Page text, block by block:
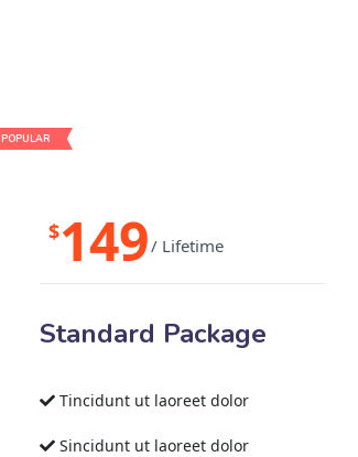
POPULAR
$149/ Lifetime
Standard Package
Tincidunt ut laoreet dolor
Sincidunt ut laoreet dolor